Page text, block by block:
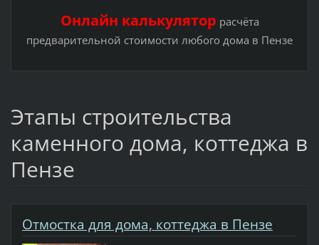
Онлайн калькулятор расчёта
предварительной стоимости любого дома в Пензе
Этапы строительства
каменного дома, коттеджа в
Пензе
Отмостка для дома, коттеджа в Пензе